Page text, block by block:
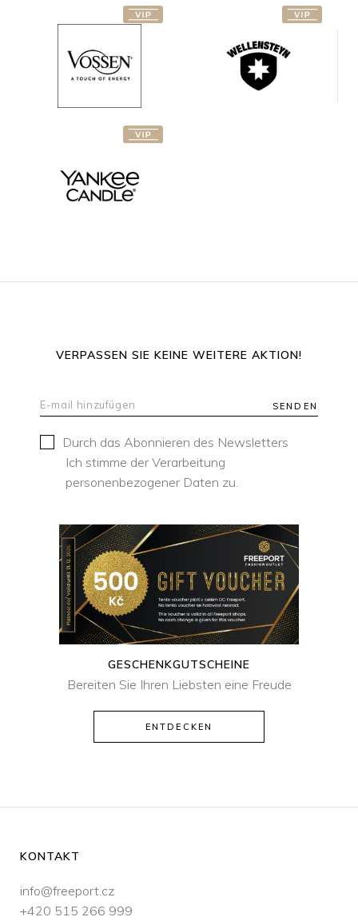
Yankee
Candle
VERPASSEN SIE KEINE WEITERE AKTION!
SENDEN
Durch das Abonnieren des Newsletters
Ich stimme der Verarbeitung
personenbezogener Daten zu.
GESCHENKGUTSCHEINE
Bereiten Sie Ihren Liebsten eine Freude
ENTDECKEN
KONTAKT
info@freeport.cz
+420 515 266 999